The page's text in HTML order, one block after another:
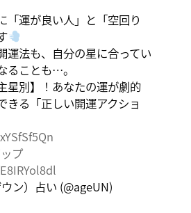
「運が良い人」と「空回り
運法も、自分の星に合ってい
ることも…。
星別】！あなたの運が劇的
きる「正しい開運アクショ
プ
ン）占い (@ageUN)